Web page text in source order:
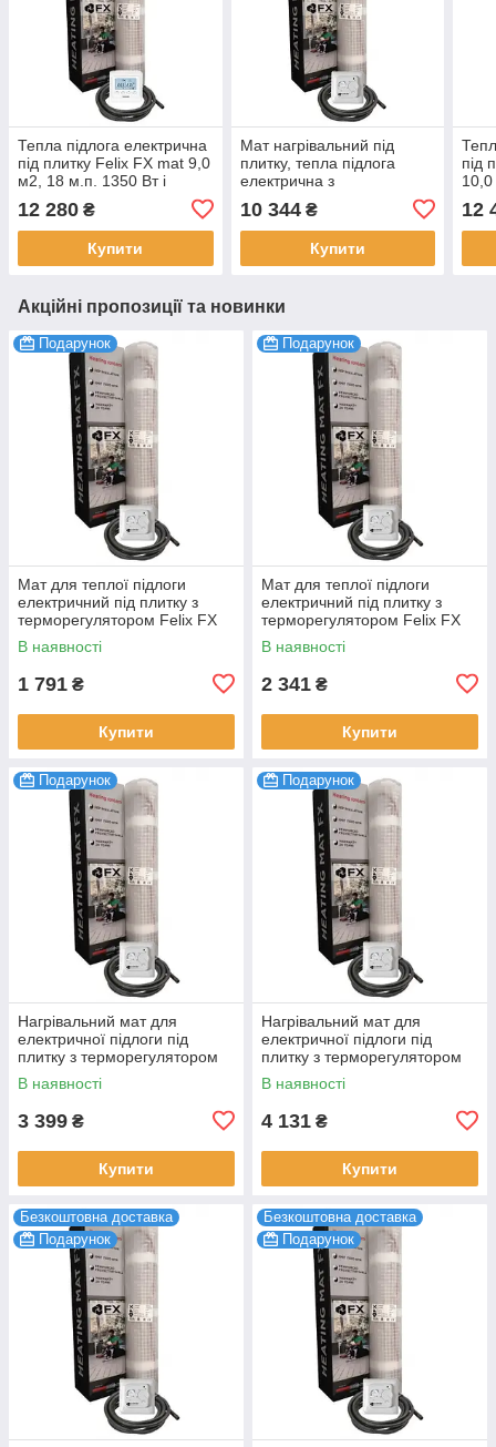
Тепла підлога електрична
під плитку Felix FX mat 9,0
м2, 18 м.п. 1350 Вт і
терморегулятор
12 280 ₴
Купити
Мат нагрівальний під
плитку, тепла підлога
електрична з
терморегулятором Felix
FX 7.0 м2 (14 мп) 1050 Вт
10 344₴
Купити
під
12
Акційні пропозиції та новинки
Подарунок
Мат для теплої підлоги
електричний під плитку з
терморегулятором Felix FX
0.5 м2 (1 мп) 75 Вт
В наявності
1 791 ₴
Купити
Подарунок
Мат для теплої підлоги
електричний під плитку з
терморегулятором Felix FX
1.0 м2 (2 мп) 150 Вт
В наявності
2 341 ₴
Купити
Подарунок
Нагрівальний мат для
електричної підлоги під
плитку з терморегулятором
Felix FX 1.5 м2 (3 мп) 225 Вт
В наявності
3 399 ₴
Купити
Подарунок
Нагрівальний мат для
електричної підлоги під
плитку з терморегулятором
Felix FX 2.0 м2 (4 мп) 300 Вт
В наявності
4 131 ₴
Купити
Безкоштовна доставка
Подарунок
Безкоштовна доставка
Подарунок